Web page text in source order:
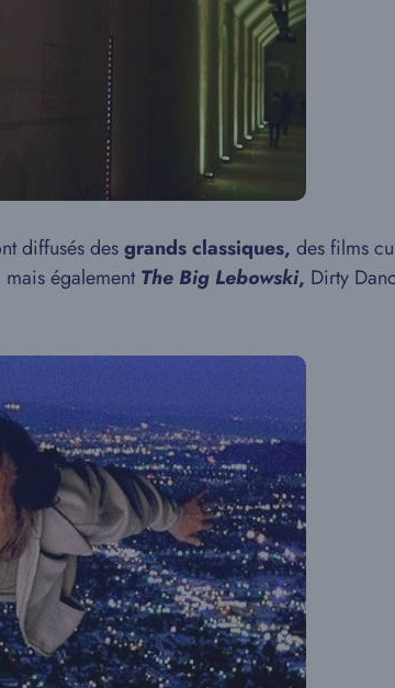
diffusés desgrands classiques, des films
mais égalementThe Big Lebowski, Dirty